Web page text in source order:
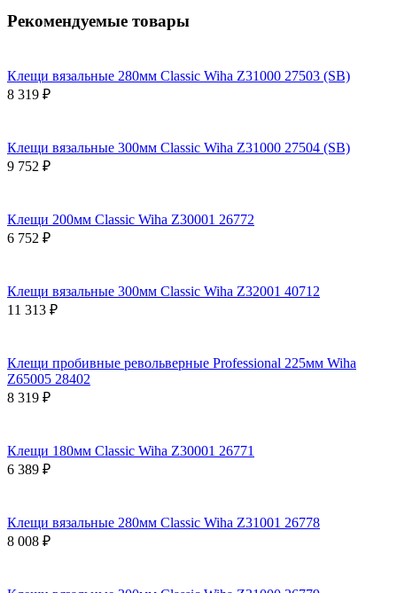
Рекомендуемые товары
Клещи вязальные 280мм Classic Wiha Z31000 27503 (SB)
8 319 ₽
Клещи вязальные 300мм Classic Wiha Z31000 27504 (SB)
9 752 ₽
Клещи 200мм Classic Wiha Z30001 26772
6 752 ₽
Клещи вязальные 300мм Classic Wiha Z32001 40712
11 313 ₽
Клещи пробивные револьверные Professional 225мм Wiha
Z65005 28402
8 319 ₽
Клещи 180мм Classic Wiha Z30001 26771
6 389 ₽
Клещи вязальные 280мм Classic Wiha Z31001 26778
8 008 ₽